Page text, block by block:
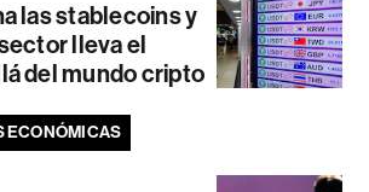
las stablecoins y
lleva el
del mundo cripto
ECONÓMICAS